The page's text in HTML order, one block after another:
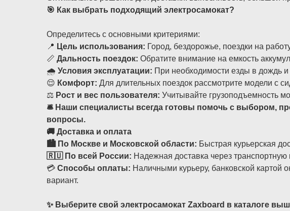
🎯 Как выбрать подходящий электросамокат?
Определитесь с основными критериями:
📍 Цель использования: Город, бездорожье, поездки на
📏 Дальность поездок: Обратите внимание на емкость
🌧️ Условия эксплуатации: При необходимости езды в дождь
😌 Комфорт: Для длительных поездок рассмотрите модели с
⚖️ Рост и вес пользователя: Учитывайте грузоподъемность
🛎️ Наши специалисты всегда готовы помочь с выбором,
вопросы.
🚚 Доставка и оплата
🏙️ По Москве и Московской области: Быстрая курьерская
🇷🇺 По всей России: Надежная доставка через
💳 Способы оплаты: Наличными курьеру, банковской картой
вариант.
✨ Выберите свой электросамокат Zaxboard в каталоге